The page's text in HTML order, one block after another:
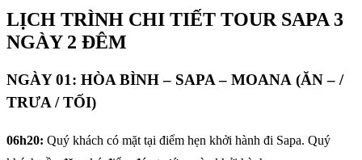
LỊCH TRÌNH CHI TIẾT TOUR SAPA 3
NGÀY 2 ĐÊM
NGÀY 01: HÒA BÌNH – SAPA – MOANA (ĂN – /
TRƯA / TỐI)
06h20: Quý khách có mặt tại điểm hẹn khởi hành đi Sapa. Quý